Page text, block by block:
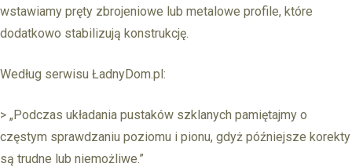
wstawiamy pręty zbrojeniowe lub metalowe profile, które
dodatkowo stabilizują konstrukcję.
Według serwisu ŁadnyDom.pl:
> „Podczas układania pustaków szklanych pamiętajmy o
częstym sprawdzaniu poziomu i pionu, gdyż późniejsze korekty
są trudne lub niemożliwe.”